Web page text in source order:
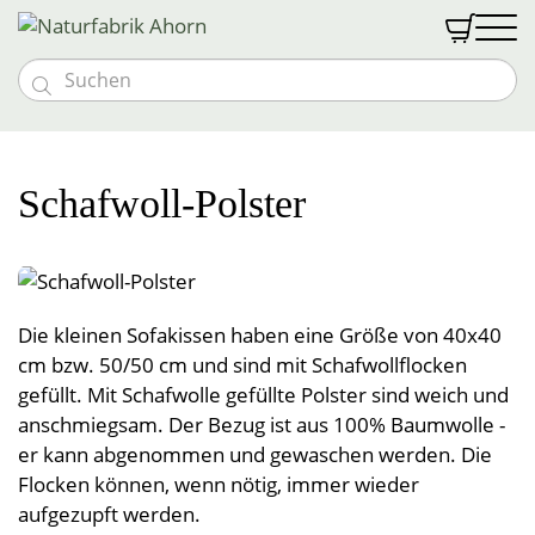

Nachtkästchen
Liebhaberstücke
Besondere Extras
Vollholzpflege
Sonderanfertigungen
Möbelprogramme
Vollholztische
Kommoden und Vitrinen
Wohnwände
Couchen & Couchtische
Einzelstücke
Vollholzbetten
Schlafen
Bio med vital Bettsystem
Polster
Unterbetten
Lattenroste
Goldkäfer Baby
Kindermatratzen
Kinder-Bettwäsche
Tragehilfen
Stillkissen
Schlafsackerl
Kinder- und Babydecken
Schlafen
Naturbettwäsche
Leinen & Hanf
Halbleinen
Baumwolle
Flanell, Druck, Satin
Spannleintücher
Nässeschutz
Wohnen
Decken
Baumwolldecken
Kuscheldecken
Schafwolldecken
Polster
Polsterbezüge
Pyramidenpolster
Vorhänge & Meterware
Leben
Teppiche
Schafwollteppiche
Baumwollteppiche
Hocker
Wärmeprodukte
Küche
Geschirrtücher
Brotsackerl
Bad
Abverkauf %
Gutscheine
Über uns
Öffnungszeiten
Team
News & Messen
Kontakt & Anfahrt
Jobs
Betriebsführung
Kontakt & Anfahrt
Öffnungszeiten
Anmelden

Schafwoll-Polster
Die kleinen Sofakissen haben eine Größe von 40x40
cm bzw. 50/50 cm und sind mit Schafwollflocken
gefüllt. Mit Schafwolle gefüllte Polster sind weich und
anschmiegsam. Der Bezug ist aus 100% Baumwolle -
er kann abgenommen und gewaschen werden. Die
Flocken können, wenn nötig, immer wieder
aufgezupft werden.